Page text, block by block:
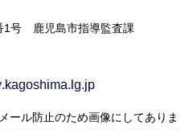
1号
鹿児島市指導監査課
ール防止のため画像にしてありま